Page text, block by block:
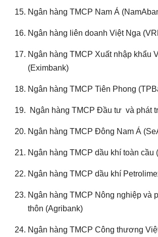
Ngân hàng TMCP Nam Á
Ngân hàng liên doanh Việt Nga
Ngân hàng TMCP Xuất nhập khẩu
(Eximbank)
Ngân hàng TMCP Tiên Phong
Ngân hàng TMCP Đầu tư và phát
Ngân hàng TMCP Đông Nam Á
Ngân hàng TMCP dầu khí toàn cầu
Ngân hàng TMCP dầu khí
Ngân hàng TMCP Nông nghiệp và
thôn (Agribank)
Ngân hàng TMCP Công thương